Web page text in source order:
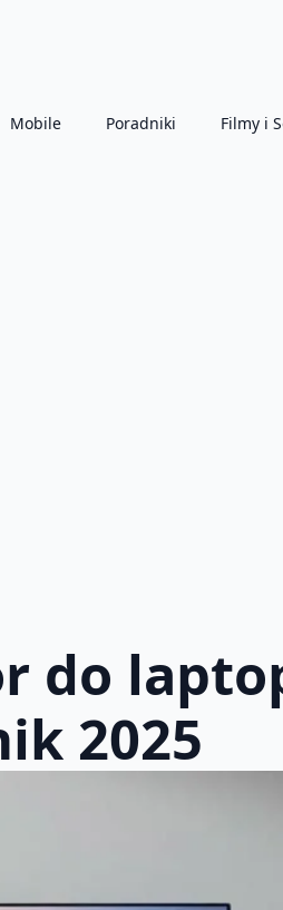
Mobile Poradniki Filmy i
do
2025